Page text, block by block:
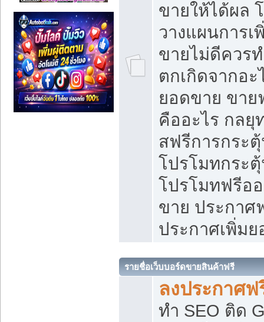
ขายให้ได้ผล
วางแผนการ
ขายไม่ดีควร
ตกเกิดจากอะ
ยอดขาย ขาย
คืออะไร กลยุ
สฟรีการกระ
โปรโมทกระ
โปรโมทฟรีอ
ขาย ประกาศ
ประกาศเพิ่ม
รายชื่อเว็บบอร์ดขายสินค้าฟรี
ลงประกาศฟ
ทำ SEO ติด